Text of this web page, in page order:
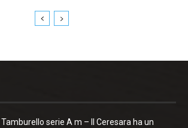
Tamburello serie A m – Il Ceresara ha un